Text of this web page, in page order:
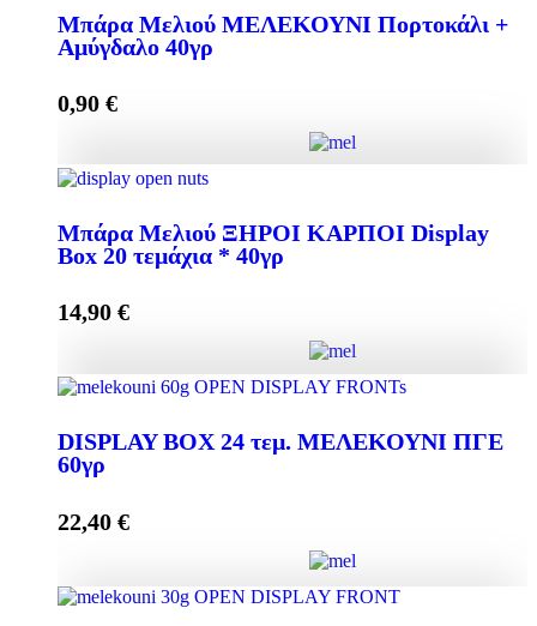
Box 24 τεμάχια * 40γρ ποσότητα
Μπάρα Μελιού ΜΕΛΕΚΟΥΝΙ Πορτοκάλι +
Αμύγδαλο 40γρ
0,90 €
Αμύγδαλο 40γρ ποσότητα
Μπάρα Μελιού ΞΗΡΟΙ ΚΑΡΠΟΙ Display
Box 20 τεμάχια * 40γρ
14,90 €
τεμάχια * 40γρ ποσότητα
DISPLAY BOX 24 τεμ. ΜΕΛΕΚΟΥΝΙ ΠΓΕ
60γρ
22,40 €